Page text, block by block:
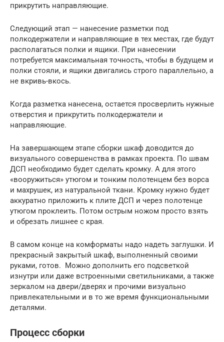
прикрутить направляющие.
Следующий этап — нанесение разметки под
полкодержатели и направляющие в тех местах, где будут
располагаться полки и ящики. При нанесении
потребуется максимальная точность, чтобы в будущем и
полки стояли, и ящики двигались строго параллельно, а
не вкривь-вкось.
Когда разметка нанесена, остается просверлить нужные
отверстия и прикрутить полкодержатели и
направляющие.
На завершающем этапе сборки шкаф доводится до
визуального совершенства в рамках проекта. По швам
ДСП необходимо будет сделать кромку. А для этого
«вооружиться» утюгом и тонким полотенцем без ворса
и махрушек, из натуральной ткани. Кромку нужно будет
аккуратно приложить к плите ДСП и через полотенце
утюгом проклеить. Потом острым ножом просто взять
и обрезать лишнее с края.
В самом конце на комформаты надо надеть заглушки. И
прекрасный закрытый шкаф, выполненный своими
руками, готов. Можно дополнить его подсветкой
изнутри или даже встроенными светильниками, а также
зеркалом на двери/дверях и прочими визуально
привлекательными и в то же время функциональными
деталями.
Процесс сборки